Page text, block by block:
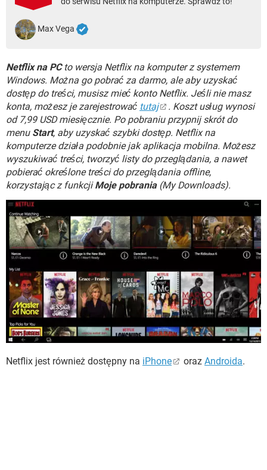
WINDOWS 10
Max Vega
Netflix na PCto wersja Netflix na komputer z systemem
Windows. Można go pobrać za darmo, ale aby uzyskać
dostęp do treści, musisz mieć konto Netflix. Jeśli nie masz
konta, możesz je zarejestrować tutaj
. Koszt usług wynosi
od 7,99 USD miesięcznie. Po pobraniu przypnij skrót do
menu Start, aby uzyskać szybki dostęp. Netflix na
komputerze działa podobnie jak aplikacja mobilna. Możesz
wyszukiwać treści, tworzyć listy do przeglądania, a nawet
pobierać określone treści do przeglądania offline,
korzystając z funkcjiMoje pobrania(My Downloads).
Netflix jest również dostępny na iPhone oraz Androida.